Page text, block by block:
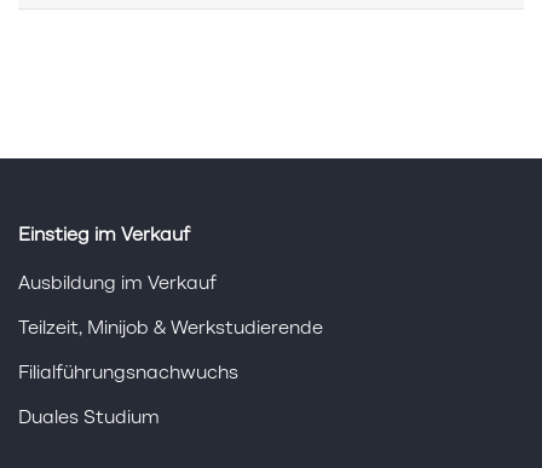
Einstieg im Verkauf
Ausbildung im Verkauf
Teilzeit, Minijob & Werkstudierende
Filialführungsnachwuchs
Duales Studium